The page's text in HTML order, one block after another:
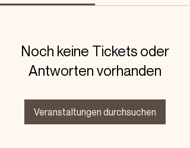
Noch keine Tickets oder
Antworten vorhanden
Veranstaltungen durchsuchen